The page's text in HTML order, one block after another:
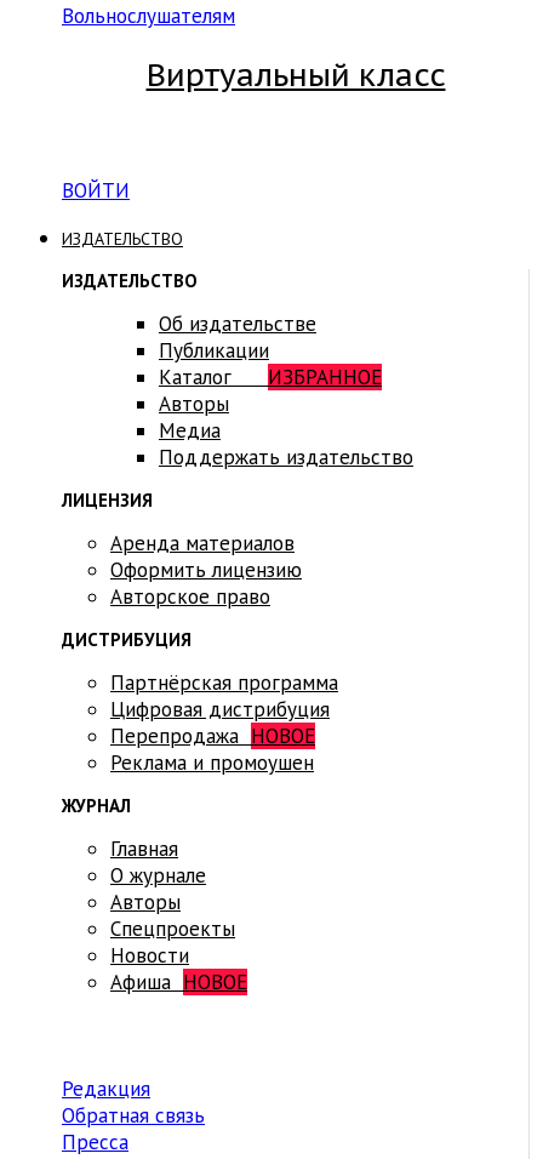
Вольнослушателям
Виртуальный класс
ВОЙТИ
ИЗДАТЕЛЬСТВО
ИЗДАТЕЛЬСТВО
Об издательстве
Публикации
Каталог ИЗБРАННОЕ
Авторы
Медиа
Поддержать издательство
ЛИЦЕНЗИЯ
Аренда материалов
Оформить лицензию
Авторское право
ДИСТРИБУЦИЯ
Партнёрская программа
Цифровая дистрибуция
Перепродажа НОВОЕ
Реклама и промоушен
ЖУРНАЛ
Главная
О журнале
Авторы
Спецпроекты
Новости
Афиша НОВОЕ
Редакция
Обратная связь
Пресса